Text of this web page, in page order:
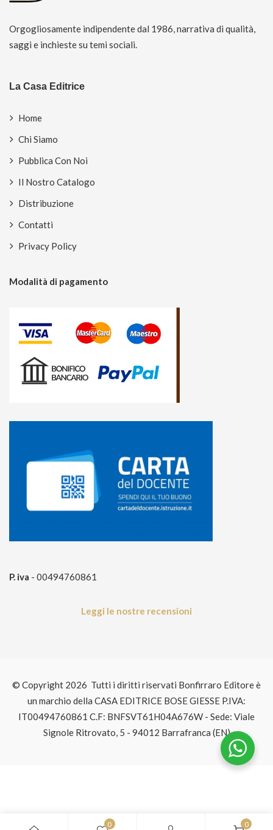
0 0
Orgogliosamente indipendente dal 1986, narrativa di qualità,
saggi e inchieste su temi sociali.
La Casa Editrice
Home
Chi Siamo
Pubblica Con Noi
Il Nostro Catalogo
Distribuzione
Contatti
Privacy Policy
Modalità di pagamento
P. iva - 00494760861
Leggi le nostre recensioni
© Copyright 2026 Tutti i diritti riservati Bonfirraro Editore è
un marchio della CASA EDITRICE BOSE GIESSE P.IVA:
IT00494760861 C.F: BNFSVT61H04A676W - Sede: Viale
Signole Ritrovato, 5 - 94012 Barrafranca (EN)